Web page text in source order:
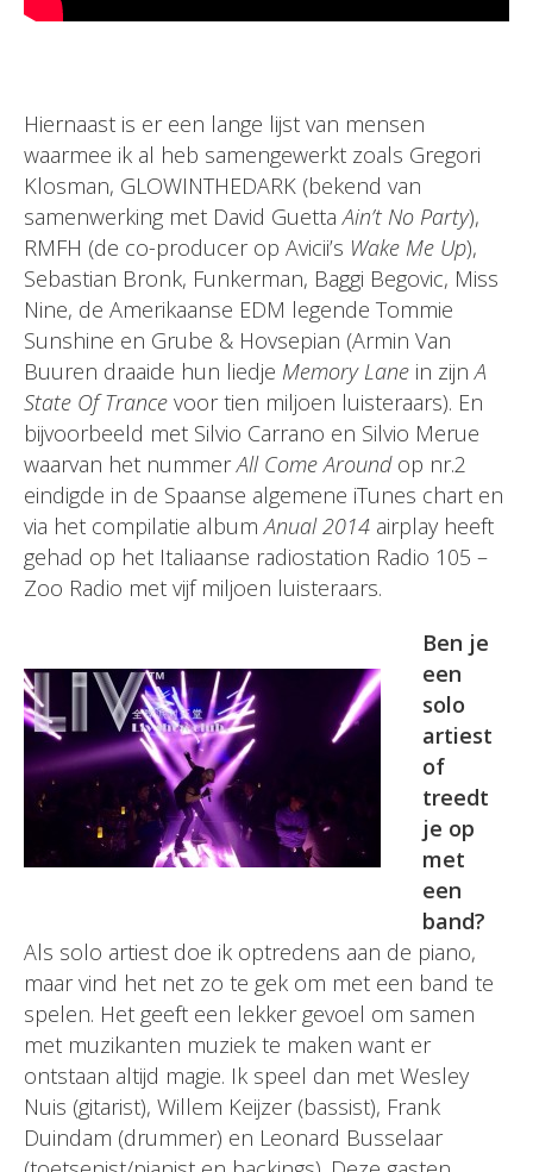
Hiernaast is er een lange lijst van mensen
waarmee ik al heb samengewerkt zoals Gregori
Klosman, GLOWINTHEDARK (bekend van
samenwerking met David GuettaAin’t No Party),
RMFH (de co-producer op Avicii’s Wake Me Up),
Sebastian Bronk, Funkerman, Baggi Begovic, Miss
Nine, de Amerikaanse EDM legende Tommie
Sunshine en Grube & Hovsepian (Armin Van
Buuren draaide hun liedje Memory Lane in zijnA
State Of Trance voor tien miljoen luisteraars). En
bijvoorbeeld met Silvio Carrano en Silvio Merue
waarvan het nummerAll Come Aroundop nr.2
eindigde in de Spaanse algemene iTunes chart en
via het compilatie albumAnual 2014 airplay heeft
gehad op het Italiaanse radiostation Radio 105 –
Zoo Radio met vijf miljoen luisteraars.
Ben je
een
solo
artiest
of
treedt
je op
met
een
band?
Als solo artiest doe ik optredens aan de piano,
maar vind het net zo te gek om met een band te
spelen. Het geeft een lekker gevoel om samen
met muzikanten muziek te maken want er
ontstaan altijd magie. Ik speel dan met Wesley
Nuis (gitarist), Willem Keijzer (bassist), Frank
Duindam (drummer) en Leonard Busselaar